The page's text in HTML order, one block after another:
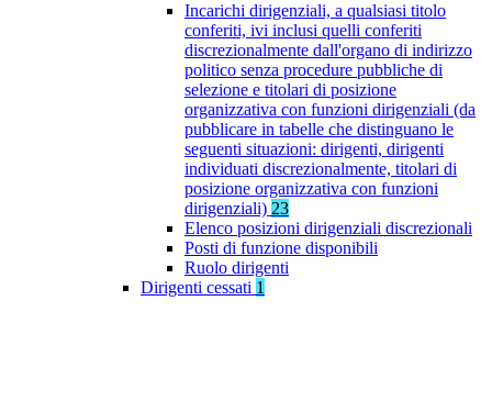
Incarichi dirigenziali, a qualsiasi titolo
conferiti, ivi inclusi quelli conferiti
discrezionalmente dall'organo di indirizzo
politico senza procedure pubbliche di
selezione e titolari di posizione
organizzativa con funzioni dirigenziali (da
pubblicare in tabelle che distinguano le
seguenti situazioni: dirigenti, dirigenti
individuati discrezionalmente, titolari di
posizione organizzativa con funzioni
dirigenziali) 23
Elenco posizioni dirigenziali discrezionali
Posti di funzione disponibili
Ruolo dirigenti
Dirigenti cessati 1